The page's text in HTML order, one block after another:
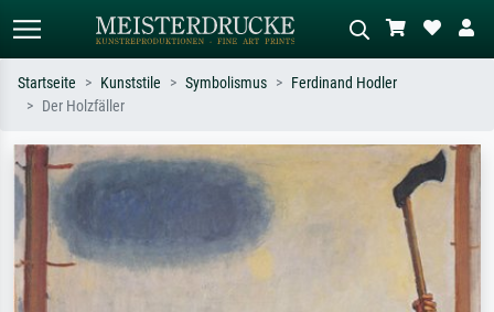
Suchen Sie nach Künstlern, Werktiteln
oder Stilen – z.B. Monet,
Beschreiben Sie die Szene – z.B. Grüne
Wiese, Abstrakt mit viel Rot, Dunkles
Ölgemälde, Stehender Akt neben einem
Startseite Kunststile Symbolismus
Ferdinand Hodler
Der Holzfäller